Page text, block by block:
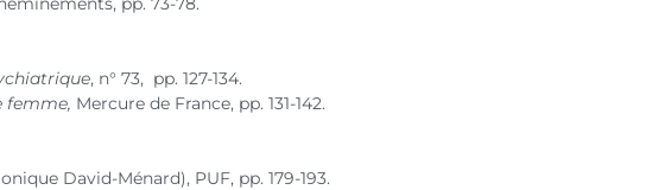
, n° 73, pp. 127-134.
femme, Mercure de France, pp. 131-142.
David-Ménard), PUF, pp. 179-193.